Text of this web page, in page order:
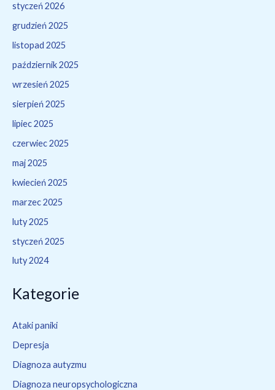
styczeń 2026
grudzień 2025
listopad 2025
październik 2025
wrzesień 2025
sierpień 2025
lipiec 2025
czerwiec 2025
maj 2025
kwiecień 2025
marzec 2025
luty 2025
styczeń 2025
luty 2024
Kategorie
Ataki paniki
Depresja
Diagnoza autyzmu
Diagnoza neuropsychologiczna